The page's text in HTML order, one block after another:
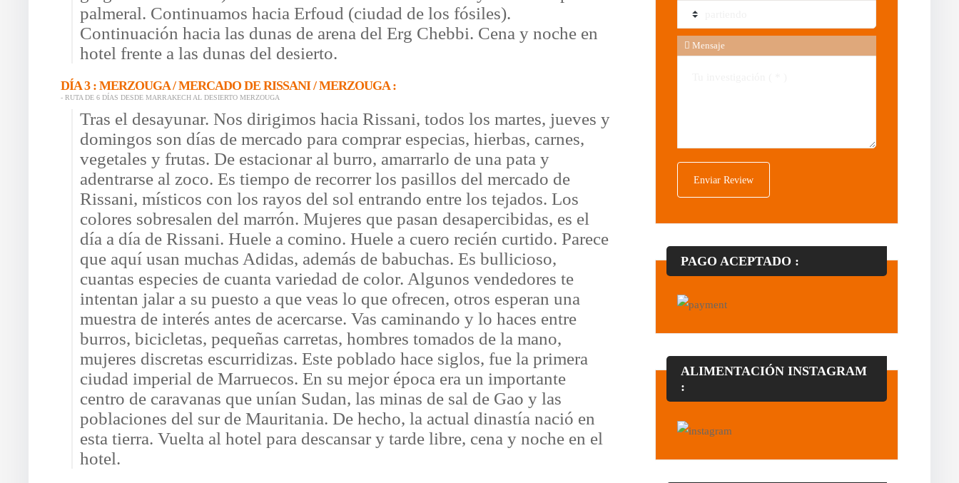
palmeral. Continuamos hacia Erfoud (ciudad de los fósiles).
Continuación hacia las dunas de arena del Erg Chebbi. Cena y noche en
hotel frente a las dunas del desierto.
DÍA 3 : MERZOUGA / MERCADO DE RISSANI / MERZOUGA :
- RUTA DE 6 DÍAS DESDE MARRAKECH AL DESIERTO MERZOUGA
Tras el desayunar. Nos dirigimos hacia Rissani, todos los martes, jueves y
domingos son días de mercado para comprar especias, hierbas, carnes,
vegetales y frutas. De estacionar al burro, amarrarlo de una pata y
adentrarse al zoco. Es tiempo de recorrer los pasillos del mercado de
Rissani, místicos con los rayos del sol entrando entre los tejados. Los
colores sobresalen del marrón. Mujeres que pasan desapercibidas, es el
día a día de Rissani. Huele a comino. Huele a cuero recién curtido. Parece
que aquí usan muchas Adidas, además de babuchas. Es bullicioso,
cuantas especies de cuanta variedad de color. Algunos vendedores te
intentan jalar a su puesto a que veas lo que ofrecen, otros esperan una
muestra de interés antes de acercarse. Vas caminando y lo haces entre
burros, bicicletas, pequeñas carretas, hombres tomados de la mano,
mujeres discretas escurridizas. Este poblado hace siglos, fue la primera
ciudad imperial de Marruecos. En su mejor época era un importante
centro de caravanas que unían Sudan, las minas de sal de Gao y las
poblaciones del sur de Mauritania. De hecho, la actual dinastía nació en
esta tierra. Vuelta al hotel para descansar y tarde libre, cena y noche en el
hotel.
Mensaje
PAGO ACEPTADO :
ALIMENTACIÓN INSTAGRAM
: